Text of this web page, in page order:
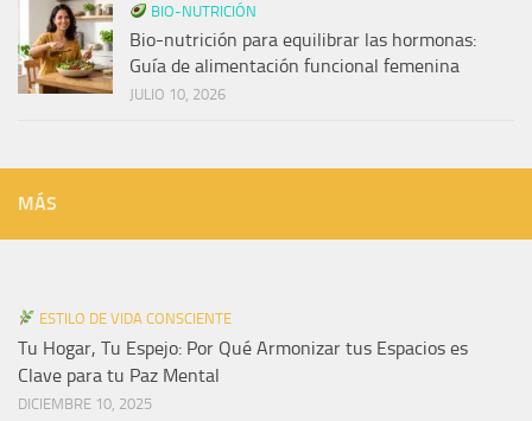
BIO-NUTRICIÓN
Bio-nutrición para equilibrar las hormonas:
Guía de alimentación funcional femenina
JULIO 10, 2026
MÁS
ESTILO DE VIDA CONSCIENTE
Tu Hogar, Tu Espejo: Por Qué Armonizar tus Espacios es
Clave para tu Paz Mental
DICIEMBRE 10, 2025